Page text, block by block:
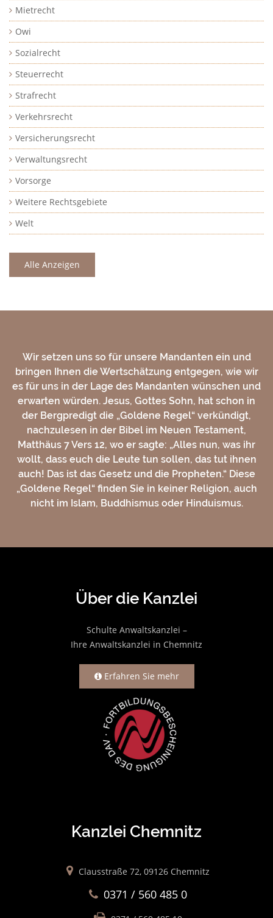
Mietrecht
Owi
Sozialrecht
Steuerrecht
Strafrecht
Verkehrsrecht
Versicherungsrecht
Verwaltungsrecht
Vorsorge
Weitere Rechtsgebiete
Welt
Alle Anzeigen
Wir setzen uns so für unsere Mandanten ein und
bringen Ihnen die Wertschätzung entgegen, wie wir
es für uns in der Lage des Mandanten wünschen und
erwarten würden. Jesus, Gottes Sohn, hat schon in
der Bergpredigt die „Goldene Regel“ verkündigt,
nachzulesen in der Bibel im Neuen Testament,
Matthäus 7 Vers 12, wo er sagte: „Alles nun, was ihr
wollt, dass euch die Leute tun sollen, das tut ihnen
auch! Das ist das Gesetz und die Propheten.“ Diese
„Goldene Regel“ finden Sie in keiner Religion, auch
nicht im Islam, Buddhismus oder Hinduismus.
Über die Kanzlei
Schulte Anwaltskanzlei –
Ihre Anwaltskanzlei in Chemnitz
Erfahren Sie mehr
Kanzlei Chemnitz
Clausstraße 72, 09126 Chemnitz
0371 / 560 485 0